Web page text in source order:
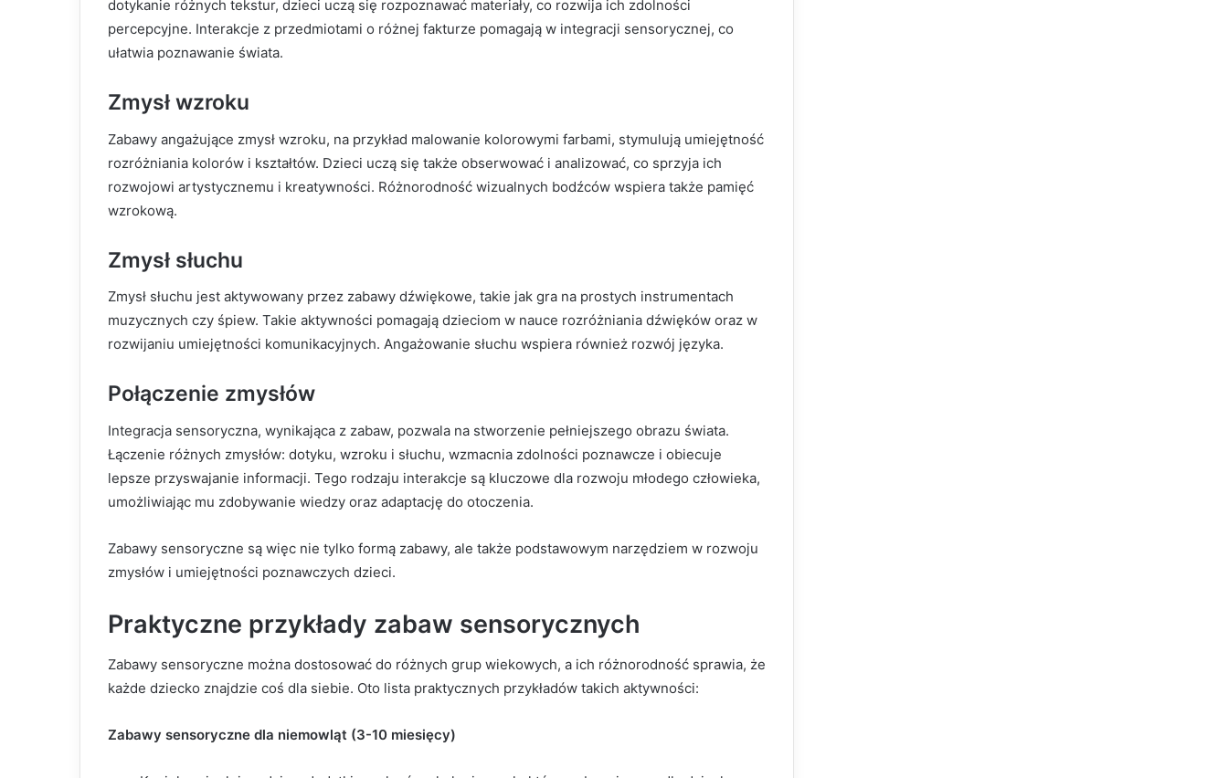
dotykanie różnych tekstur, dzieci uczą się rozpoznawać materiały, co rozwija ich zdolności
percepcyjne. Interakcje z przedmiotami o różnej fakturze pomagają w integracji sensorycznej, co
ułatwia poznawanie świata.
Zmysł wzroku
Zabawy angażujące zmysł wzroku, na przykład malowanie kolorowymi farbami, stymulują umiejętność
rozróżniania kolorów i kształtów. Dzieci uczą się także obserwować i analizować, co sprzyja ich
rozwojowi artystycznemu i kreatywności. Różnorodność wizualnych bodźców wspiera także pamięć
wzrokową.
Zmysł słuchu
Zmysł słuchu jest aktywowany przez zabawy dźwiękowe, takie jak gra na prostych instrumentach
muzycznych czy śpiew. Takie aktywności pomagają dzieciom w nauce rozróżniania dźwięków oraz w
rozwijaniu umiejętności komunikacyjnych. Angażowanie słuchu wspiera również rozwój języka.
Połączenie zmysłów
Integracja sensoryczna, wynikająca z zabaw, pozwala na stworzenie pełniejszego obrazu świata.
Łączenie różnych zmysłów: dotyku, wzroku i słuchu, wzmacnia zdolności poznawcze i obiecuje
lepsze przyswajanie informacji. Tego rodzaju interakcje są kluczowe dla rozwoju młodego człowieka,
umożliwiając mu zdobywanie wiedzy oraz adaptację do otoczenia.
Zabawy sensoryczne są więc nie tylko formą zabawy, ale także podstawowym narzędziem w rozwoju
zmysłów i umiejętności poznawczych dzieci.
Praktyczne przykłady zabaw sensorycznych
Zabawy sensoryczne można dostosować do różnych grup wiekowych, a ich różnorodność sprawia, że
każde dziecko znajdzie coś dla siebie. Oto lista praktycznych przykładów takich aktywności:
Zabawy sensoryczne dla niemowląt (3-10 miesięcy)